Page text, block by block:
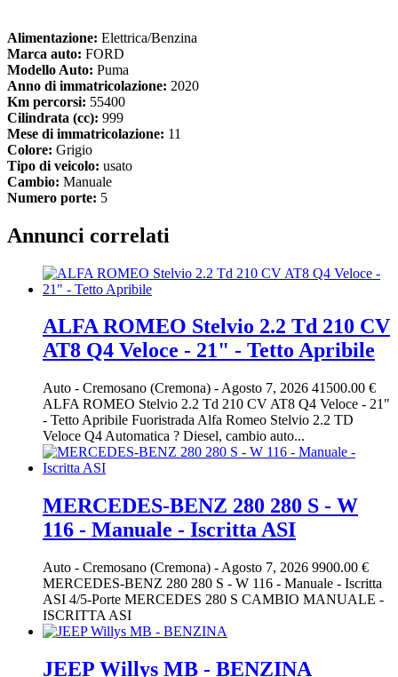
Alimentazione: Elettrica/Benzina
Marca auto: FORD
Modello Auto: Puma
Anno di immatricolazione: 2020
Km percorsi: 55400
Cilindrata (cc): 999
Mese di immatricolazione: 11
Colore: Grigio
Tipo di veicolo: usato
Cambio: Manuale
Numero porte: 5
Annunci correlati
ALFA ROMEO Stelvio 2.2 Td 210 CV
AT8 Q4 Veloce - 21" - Tetto Apribile
Auto - Cremosano (Cremona) - Agosto 7, 2026 41500.00 €
ALFA ROMEO Stelvio 2.2 Td 210 CV AT8 Q4 Veloce - 21"
- Tetto Apribile Fuoristrada Alfa Romeo Stelvio 2.2 TD
Veloce Q4 Automatica ? Diesel, cambio auto...
MERCEDES-BENZ 280 280 S - W
116 - Manuale - Iscritta ASI
Auto - Cremosano (Cremona) - Agosto 7, 2026 9900.00 €
MERCEDES-BENZ 280 280 S - W 116 - Manuale - Iscritta
ASI 4/5-Porte MERCEDES 280 S CAMBIO MANUALE -
ISCRITTA ASI
JEEP Willys MB - BENZINA